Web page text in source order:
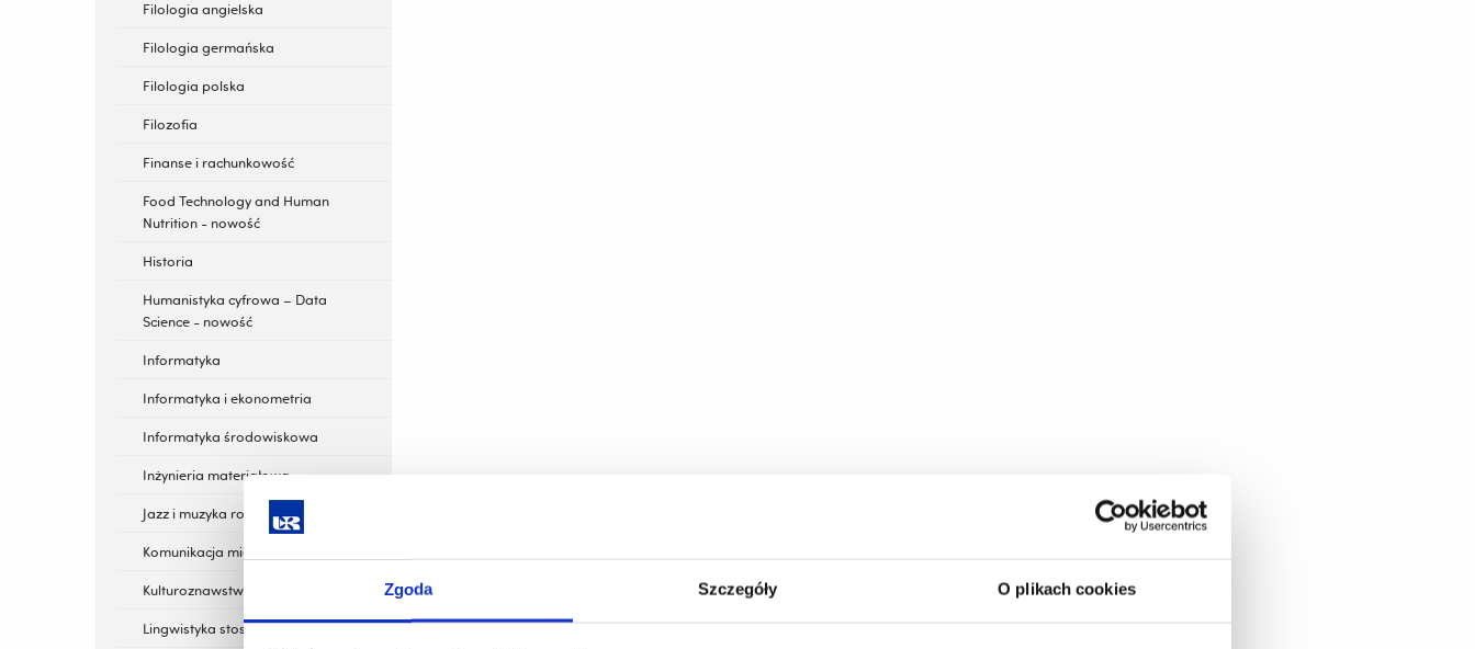
Zgoda Szczegóły O plikach cookies
Filologia angielska
Filologia germańska
Filologia polska
Filozofia
Finanse i rachunkowość
Food Technology and Human
Nutrition - nowość
Historia
Humanistyka cyfrowa – Data
Science - nowość
Informatyka
Informatyka i ekonometria
Informatyka środowiskowa
Inżynieria materiałowa
Jazz i muzyka rozrywkowa
Komunikacja międzykulturowa
Kulturoznawstwo
Lingwistyka stosowana